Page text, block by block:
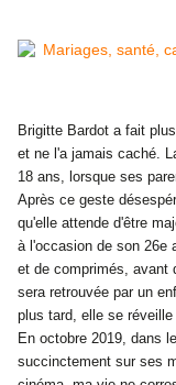
Brigitte Bardot a fait
et ne l'a jamais caché.
18 ans, lorsque ses
Après ce geste
qu'elle attende d'être
à l'occasion de son 26e
et de comprimés, avant
sera retrouvée par un
plus tard, elle se
En octobre 2019, dans
succinctement sur ses